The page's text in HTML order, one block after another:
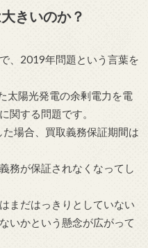
きいのか？
、2019年問題という言葉を
太陽光発電の余剰電力を電
関する問題です。
場合、買取義務保証期間は
務が保証されなくなってし
まだはっきりとしていない
いかという懸念が広がって